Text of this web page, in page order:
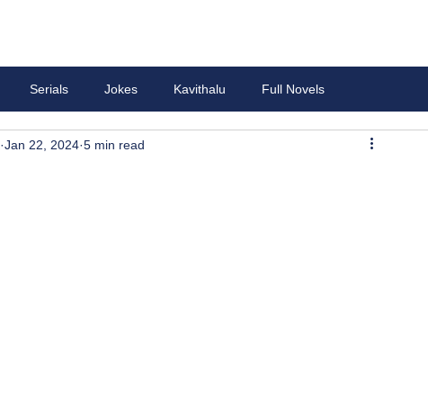
Serials Jokes Kavithalu Full Novels
Jan 22, 2024 5 min read